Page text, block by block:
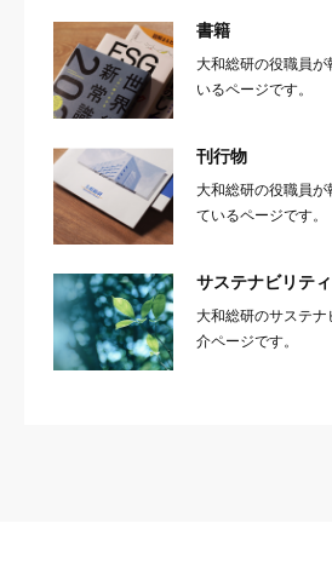
書籍
大和総研の役職員
いるページです。
刊行物
大和総研の役職員が
ているページです。
サステナビリティ
大和総研のサステ
介ページです。